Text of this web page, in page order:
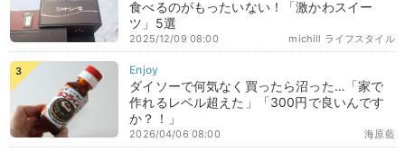
食べるのがもったいない！「激かわスイー
ツ」5選
michill ライフスタイル
2025/12/09 08:00
ダイソーで何気なく買ったら沼った…「家で
作れるレベル超えた」「300円で良いんです
か？！」
海原藍
2026/04/06 08:00